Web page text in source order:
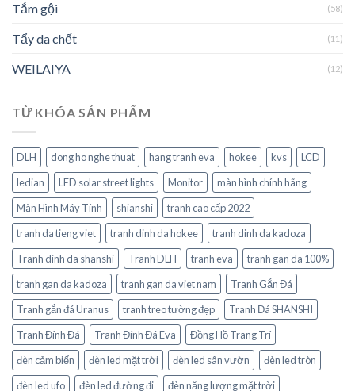
Tắm gội (58)
Tẩy da chết (11)
WEILAIYA (12)
TỪ KHÓA SẢN PHẨM
DLH dong ho nghe thuat hang tranh eva hokee kvs
LCD
ledian
LED solar street lights Monitor
màn hình chính hãng
Màn Hình Máy Tính
shianshi
tranh cao cấp 2022
tranh da tieng viet
tranh dinh da hokee
tranh dinh da kadoza
Tranh dinh da shanshi
Tranh DLH tranh eva
tranh gan da 100%
tranh gan da kadoza
tranh gan da viet nam
Tranh Gắn Đá
Tranh gắn đá Uranus
tranh treo tường đẹp
Tranh Đá SHANSHI
Tranh Đính Đá
Tranh Đính Đá Eva
Đồng Hồ Trang Trí
đèn cảm biến
đèn led mặt trời đèn led sân vườn
đèn led tròn
đèn led ufo
đèn led đường đi
đèn năng lượng mặt trời